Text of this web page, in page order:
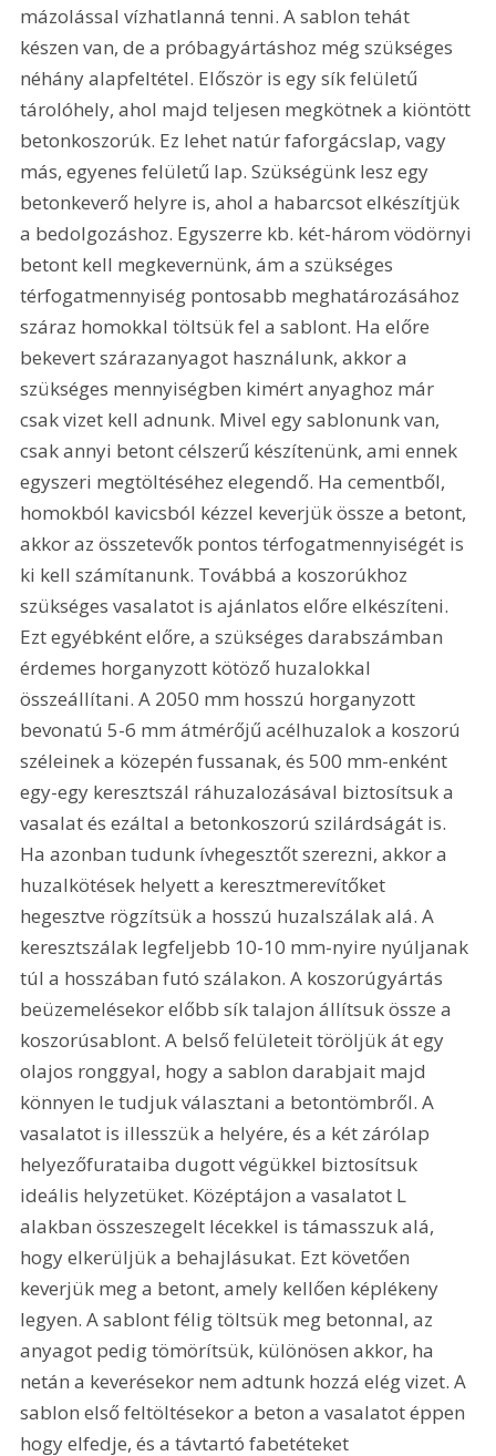
mázolással vízhatlanná tenni. A sablon tehát
készen van, de a próbagyártáshoz még szükséges
néhány alapfeltétel. Először is egy sík felületű
tárolóhely, ahol majd teljesen megkötnek a kiöntött
betonkoszorúk. Ez lehet natúr faforgácslap, vagy
más, egyenes felületű lap. Szükségünk lesz egy
betonkeverő helyre is, ahol a habarcsot elkészítjük
a bedolgozáshoz. Egyszerre kb. két-három vödörnyi
betont kell megkevernünk, ám a szükséges
térfogatmennyiség pontosabb meghatározásához
száraz homokkal töltsük fel a sablont. Ha előre
bekevert szárazanyagot használunk, akkor a
szükséges mennyiségben kimért anyaghoz már
csak vizet kell adnunk. Mivel egy sablonunk van,
csak annyi betont célszerű készítenünk, ami ennek
egyszeri megtöltéséhez elegendő. Ha cementből,
homokból kavicsból kézzel keverjük össze a betont,
akkor az összetevők pontos térfogatmennyiségét is
ki kell számítanunk. Továbbá a koszorúkhoz
szükséges vasalatot is ajánlatos előre elkészíteni.
Ezt egyébként előre, a szükséges darabszámban
érdemes horganyzott kötöző huzalokkal
összeállítani. A 2050 mm hosszú horganyzott
bevonatú 5-6 mm átmérőjű acélhuzalok a koszorú
széleinek a közepén fussanak, és 500 mm-enként
egy-egy keresztszál ráhuzalozásával biztosítsuk a
vasalat és ezáltal a betonkoszorú szilárdságát is.
Ha azonban tudunk ívhegesztőt szerezni, akkor a
huzalkötések helyett a keresztmerevítőket
hegesztve rögzítsük a hosszú huzalszálak alá. A
keresztszálak legfeljebb 10-10 mm-nyire nyúljanak
túl a hosszában futó szálakon. A koszorúgyártás
beüzemelésekor előbb sík talajon állítsuk össze a
koszorúsablont. A belső felületeit töröljük át egy
olajos ronggyal, hogy a sablon darabjait majd
könnyen le tudjuk választani a betontömbről. A
vasalatot is illesszük a helyére, és a két zárólap
helyezőfurataiba dugott végükkel biztosítsuk
ideális helyzetüket. Középtájon a vasalatot L
alakban összeszegelt lécekkel is támasszuk alá,
hogy elkerüljük a behajlásukat. Ezt követően
keverjük meg a betont, amely kellően képlékeny
legyen. A sablont félig töltsük meg betonnal, az
anyagot pedig tömörítsük, különösen akkor, ha
netán a keverésekor nem adtunk hozzá elég vizet. A
sablon első feltöltésekor a beton a vasalatot éppen
hogy elfedje, és a távtartó fabetéteket